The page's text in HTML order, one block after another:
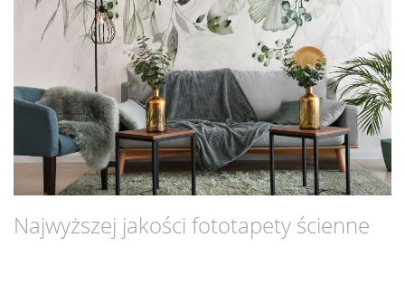
Najwyższej jakości fototapety ścienne